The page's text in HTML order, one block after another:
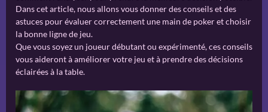
Dans cet article, nous allons vous donner des conseils et des
astuces pour évaluer correctement une main de poker et choisir
la bonne ligne de jeu.
Que vous soyez un joueur débutant ou expérimenté, ces conseils
vous aideront à améliorer votre jeu et à prendre des décisions
éclairées à la table.